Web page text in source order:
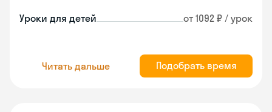
Уроки для детей от 1092 ₽ / урок
Читать дальше Подобрать время